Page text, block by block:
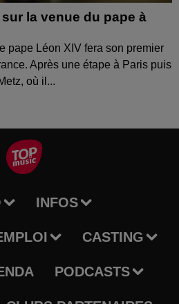
la venue du pape à
pape Léon XIV fera son premier
Après une étape à Paris puis
où il...
INFOS
CASTING
PODCASTS